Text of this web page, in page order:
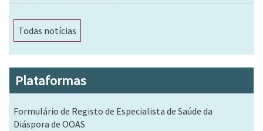
Todas notícias
Plataformas
Formulário de Registo de Especialista de Saúde da
Diáspora de OOAS